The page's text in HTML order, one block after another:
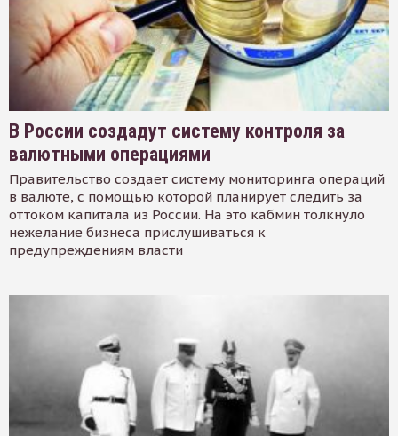
В России создадут систему контроля за
валютными операциями
Правительство создает систему мониторинга операций
в валюте, с помощью которой планирует следить за
оттоком капитала из России. На это кабмин толкнуло
нежелание бизнеса прислушиваться к
предупреждениям власти